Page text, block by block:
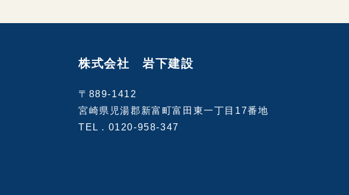
株式会社 岩下建設
〒889-1412
宮崎県児湯郡新富町富田東一丁目17番地
TEL . 0120-958-347